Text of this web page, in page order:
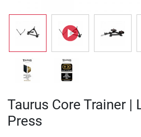
Taurus Core Trainer |
Press